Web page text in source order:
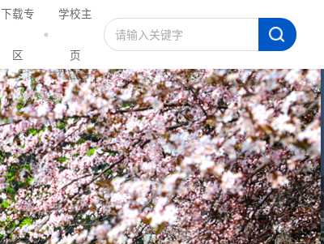
下载专
区
学校主
页